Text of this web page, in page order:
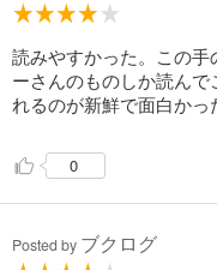
読みやすかった。この
ーさんのものしか読んで
れるのが新鮮で面白かっ
0
Posted by ブクログ